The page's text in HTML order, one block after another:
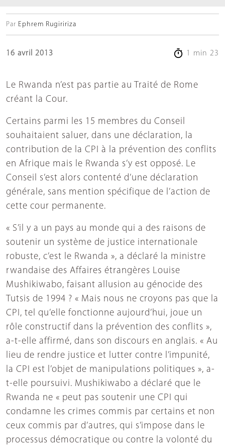
Par Ephrem Rugiririza
16 avril 2013 1 min 23
Le Rwanda n’est pas partie au Traité de Rome
créant la Cour.
Certains parmi les 15 membres du Conseil
souhaitaient saluer, dans une déclaration, la
contribution de la CPI à la prévention des conflits
en Afrique mais le Rwanda s’y est opposé. Le
Conseil s’est alors contenté d’une déclaration
générale, sans mention spécifique de l’action de
cette cour permanente.
« S’il y a un pays au monde qui a des raisons de
soutenir un système de justice internationale
robuste, c’est le Rwanda », a déclaré la ministre
rwandaise des Affaires étrangères Louise
Mushikiwabo, faisant allusion au génocide des
Tutsis de 1994 ? « Mais nous ne croyons pas que la
CPI, tel qu’elle fonctionne aujourd’hui, joue un
rôle constructif dans la prévention des conflits »,
a-t-elle affirmé, dans son discours en anglais. « Au
lieu de rendre justice et lutter contre l’impunité,
la CPI est l’objet de manipulations politiques », a-
t-elle poursuivi. Mushikiwabo a déclaré que le
Rwanda ne « peut pas soutenir une CPI qui
condamne les crimes commis par certains et non
ceux commis par d’autres, qui s’impose dans le
processus démocratique ou contre la volonté du